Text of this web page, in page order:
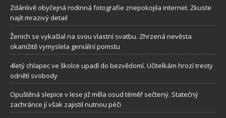
Zdánlivě obyčejná rodinná fotografie znepokojila internet. Zkuste
najít mrazivý detail
Ženich se vykašlal na svou vlastní svatbu. Zhrzená nevěsta
okamžitě vymyslela geniální pomstu
4letý chlapec ve školce upadl do bezvědomí. Učitelkám hrozí tresty
odnětí svobody
Opuštěná slepice v lese již měla osud téměř sečtený. Statečný
zachránce jí však zajistil nutnou péči